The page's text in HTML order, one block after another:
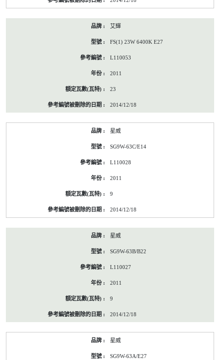
艾輝
FS(1) 23W 6400K E27
L110053
2011
23
2014/12/18
星威
SG9W-63C/E14
L110028
2011
9
2014/12/18
星威
SG9W-63B/B22
L110027
2011
9
2014/12/18
星威
SG9W-63A/E27